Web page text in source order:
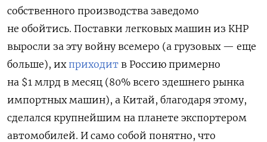
собственного производства заведомо
не обойтись. Поставки легковых машин из КНР
выросли за эту войну всемеро (а грузовых — еще
больше), их приходит в Россию примерно
на $1 млрд в месяц (80% всего здешнего рынка
импортных машин), а Китай, благодаря этому,
сделался крупнейшим на планете экспортером
автомобилей. И само собой понятно, что